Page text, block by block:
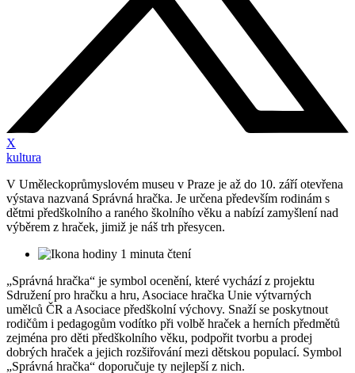
X
kultura
V Uměleckoprůmyslovém museu v Praze je až do 10. září otevřena
výstava nazvaná Správná hračka. Je určena především rodinám s
dětmi předškolního a raného školního věku a nabízí zamyšlení nad
výběrem z hraček, jimiž je náš trh přesycen.
1 minuta čtení
„Správná hračka“ je symbol ocenění, které vychází z projektu
Sdružení pro hračku a hru, Asociace hračka Unie výtvarných
umělců ČR a Asociace předškolní výchovy. Snaží se poskytnout
rodičům i pedagogům vodítko při volbě hraček a herních předmětů
zejména pro děti předškolního věku, podpořit tvorbu a prodej
dobrých hraček a jejich rozšiřování mezi dětskou populací. Symbol
„Správná hračka“ doporučuje ty nejlepší z nich.